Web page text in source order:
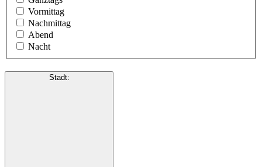
Vormittag
Nachmittag
Abend
Nacht
Stadt: